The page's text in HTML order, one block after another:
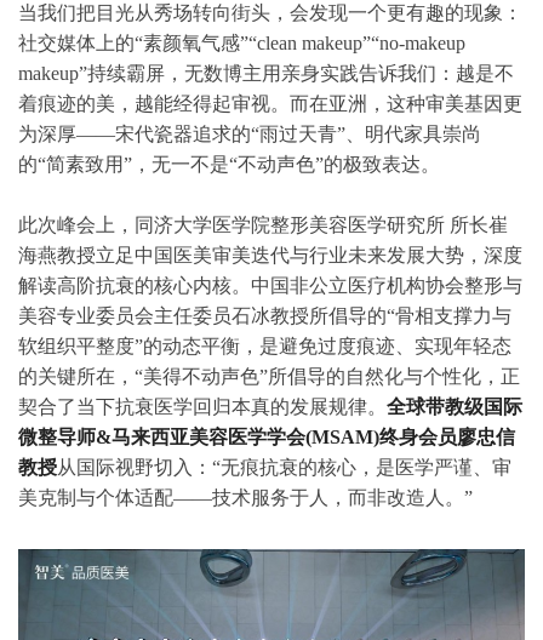
当我们把目光从秀场转向街头，会发现一个更有趣的现象：
社交媒体上的“素颜氧气感”“clean makeup”“no-makeup
makeup”持续霸屏，无数博主用亲身实践告诉我们：越是不
着痕迹的美，越能经得起审视。而在亚洲，这种审美基因更
为深厚——宋代瓷器追求的“雨过天青”、明代家具崇尚
的“简素致用”，无一不是“不动声色”的极致表达。
此次峰会上，同济大学医学院整形美容医学研究所 所长崔
海燕教授立足中国医美审美迭代与行业未来发展大势，深度
解读高阶抗衰的核心内核。中国非公立医疗机构协会整形与
美容专业委员会主任委员石冰教授所倡导的“骨相支撑力与
软组织平整度”的动态平衡，是避免过度痕迹、实现年轻态
的关键所在，“美得不动声色”所倡导的自然化与个性化，正
契合了当下抗衰医学回归本真的发展规律。 全球带教级国际
微整导师&马来西亚美容医学学会(MSAM)终身会员廖忠信
教授从国际视野切入：“无痕抗衰的核心，是医学严谨、审
美克制与个体适配——技术服务于人，而非改造人。”